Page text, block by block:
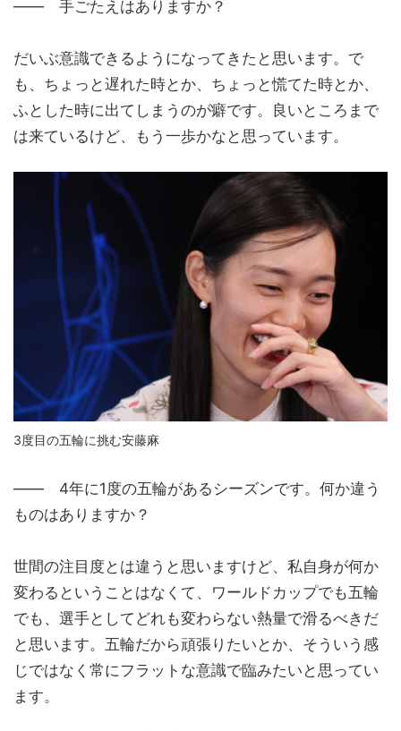
―― 手ごたえはありますか？
だいぶ意識できるようになってきたと思います。で
も、ちょっと遅れた時とか、ちょっと慌てた時とか、
ふとした時に出てしまうのが癖です。良いところまで
は来ているけど、もう一歩かなと思っています。
3度目の五輪に挑む安藤麻
―― 4年に1度の五輪があるシーズンです。何か違う
ものはありますか？
世間の注目度とは違うと思いますけど、私自身が何か
変わるということはなくて、ワールドカップでも五輪
でも、選手としてどれも変わらない熱量で滑るべきだ
と思います。五輪だから頑張りたいとか、そういう感
じではなく常にフラットな意識で臨みたいと思ってい
ます。